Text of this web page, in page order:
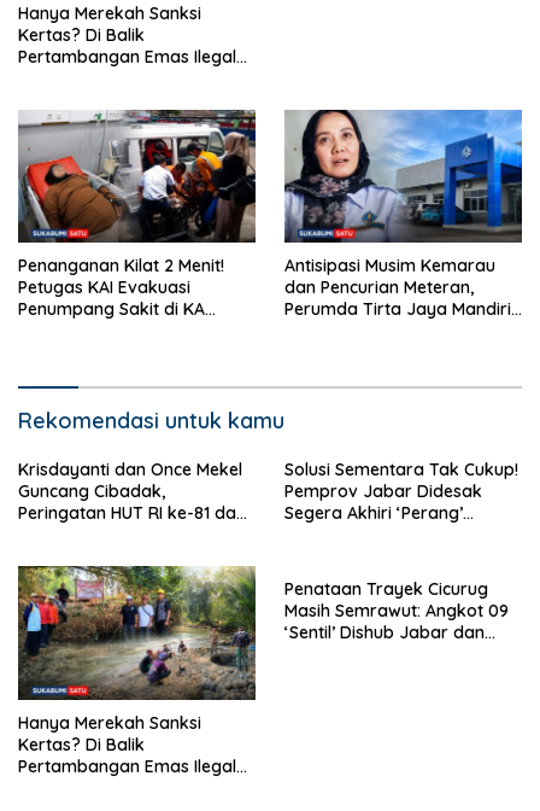
Hanya Merekah Sanksi
Kertas? Di Balik
Pertambangan Emas Ilegal
Penanganan Kilat 2 Menit!
Petugas KAI Evakuasi
Penumpang Sakit di KA
Antisipasi Musim Kemarau
dan Pencurian Meteran,
Perumda Tirta Jaya Mandiri
Rekomendasi untuk kamu
Krisdayanti dan Once Mekel
Guncang Cibadak,
Peringatan HUT RI ke-81 dan
Solusi Sementara Tak Cukup!
Pemprov Jabar Didesak
Segera Akhiri ‘Perang’
Hanya Merekah Sanksi
Kertas? Di Balik
Pertambangan Emas Ilegal
Penataan Trayek Cicurug
Masih Semrawut: Angkot 09
‘Sentil’ Dishub Jabar dan